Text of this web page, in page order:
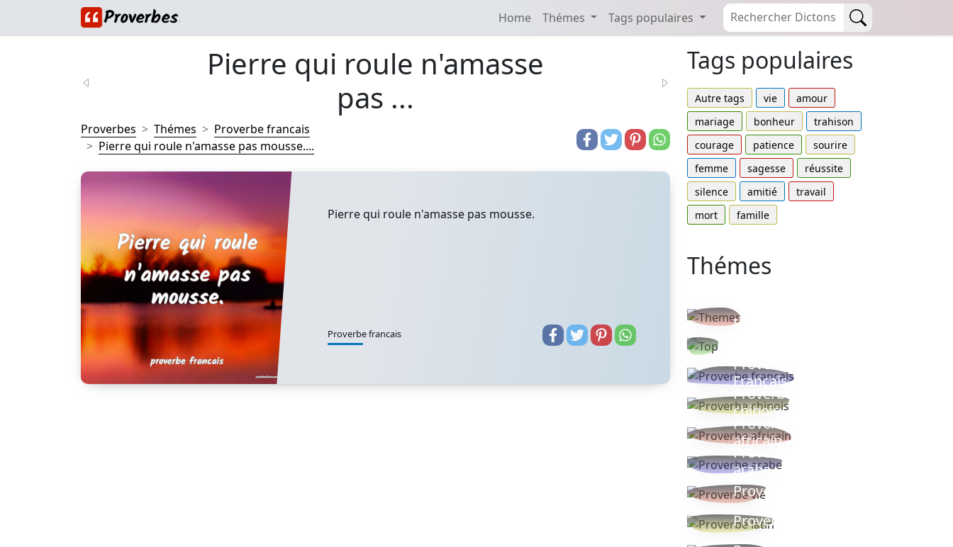
Home Thémes Tags populaires
Pierre qui roule n'amasse
pas ...
Proverbes Thémes
Proverbe francais
Pierre qui roule n'amasse pas mousse....
Pierre qui roule n'amasse pas mousse.
Proverbe francais
Tags populaires
Autre tags vie
amour
mariage
bonheur
trahison
courage
patience
sourire
femme
sagesse
réussite
silence
amitié
travail
mort
famille
Thémes
thèmes
Proverbe
Français
Proverbe
chinois
Proverbe
africain
Proverbe
arabe
Proverbe vie
Proverbe latin